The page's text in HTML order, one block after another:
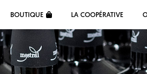
BOUTIQUE LA COOPÉRATIVE